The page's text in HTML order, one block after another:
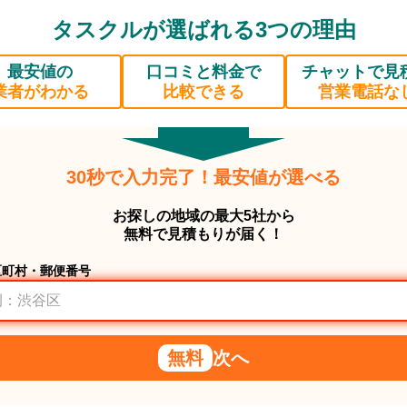
タスクルが選ばれる3つの理由
最安値の
者がわかる
口コミと料金で
比較できる
チャットで見
営業電話な
30秒で入力完了！最安値が選べる
お探しの地域の最大5社から
無料で見積もりが届く！
村・郵便番号
無料 次へ